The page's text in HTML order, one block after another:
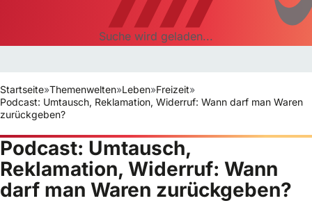
Suche wird geladen...
Startseite»Themenwelten»Leben»Freizeit»
Podcast: Umtausch, Reklamation, Widerruf: Wann darf man Waren
zurückgeben?
Podcast: Umtausch,
Reklamation, Widerruf: Wann
darf man Waren zurückgeben?